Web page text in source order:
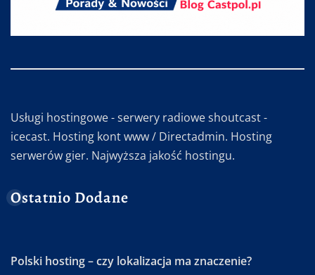
Usługi hostingowe - serwery radiowe shoutcast -
icecast. Hosting kont www / Directadmin. Hosting
serwerów gier. Najwyższa jakość hostingu.
Ostatnio Dodane
Polski hosting – czy lokalizacja ma znaczenie?